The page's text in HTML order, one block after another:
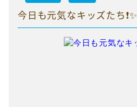
今日も元気なキッズたち❗️✨